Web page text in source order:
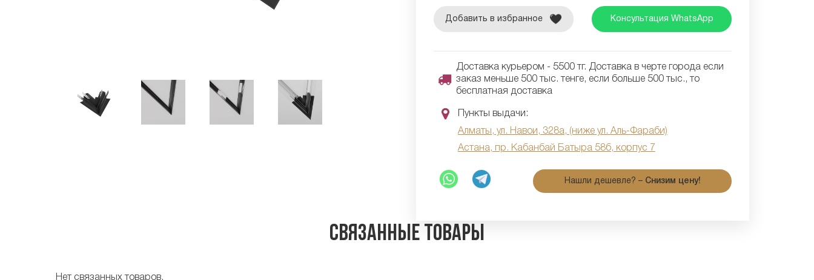
Добавить в избранное Консультация WhatsApp
Доставка курьером - 5500 тг. Доставка в черте города если
заказ меньше 500 тыс. тенге, если больше 500 тыс., то
бесплатная доставка
Пункты выдачи:
Алматы, ул. Навои, 328а, (ниже ул. Аль-Фараби)
Астана, пр. Кабанбай Батыра 58б, корпус 7
Нашли дешевле? – Снизим цену!
Связанные товары
Нет связанных товаров.